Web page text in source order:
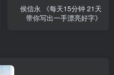
侯信永 《每天15分钟 21天
带你写出一手漂亮好字》